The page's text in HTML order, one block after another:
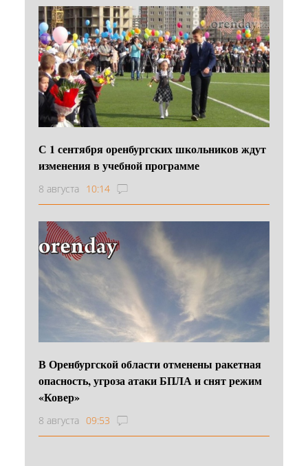
С 1 сентября оренбургских школьников ждут
изменения в учебной программе
8 августа 10:14
В Оренбургской области отменены ракетная
опасность, угроза атаки БПЛА и снят режим
«Ковер»
8 августа 09:53